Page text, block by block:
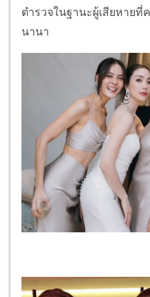
ตำรวจในฐานะผู้เสียหายที่
นานา